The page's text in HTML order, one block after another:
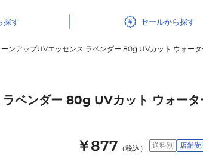
セール
ンアップUVエッセンス ラベンダー 80g UVカット ウォー
ベンダー 80g UVカット ウォー
￥877 （税込） 送料別 店舗